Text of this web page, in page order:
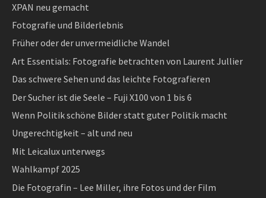
XPAN neu gemacht
Fotografie und Bilderlebnis
Früher oder der unvermeidliche Wandel
Art Essentials: Fotografie betrachten von Laurent Jullier
Das schwere Sehen und das leichte Fotografieren
Der Sucher ist die Seele – Fuji X100 von 1 bis 6
Wenn Politik schöne Bilder statt guter Politik macht
Ungerechtigkeit – alt und neu
Mit Leicalux unterwegs
Wahlkampf 2025
Die Fotografin – Lee Miller, ihre Fotos und der Film